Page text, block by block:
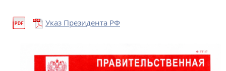
Указ Президента РФ